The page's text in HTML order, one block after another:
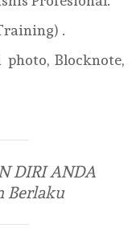
.
Blocknote,
DIRI ANDA
Berlaku